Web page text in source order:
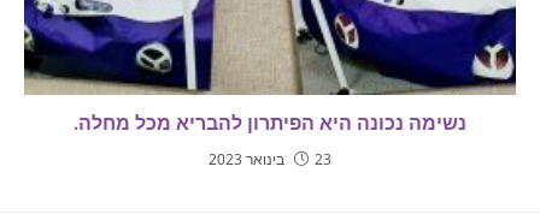
נשימה נכונה היא הפיתרון להבריא מכל מחלה.
23 בינואר 2023